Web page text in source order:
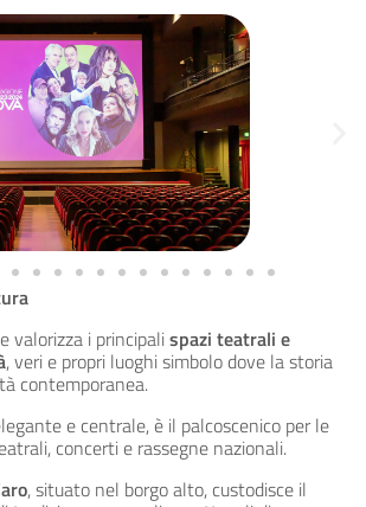
valorizza i principalispazi teatrali e
, veri e propri luoghi simbolo dove la storia
contemporanea.
e centrale, è il palcoscenico per le
concerti e rassegne nazionali.
, situato nel borgo alto, custodisce il